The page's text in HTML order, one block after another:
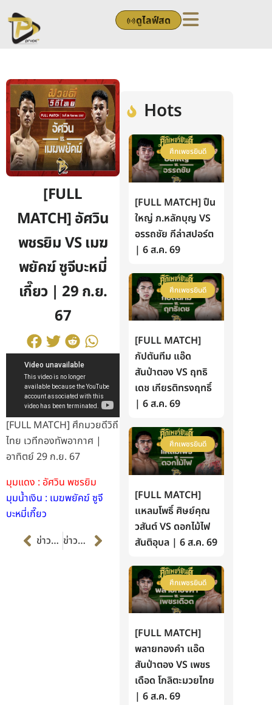
to
content
ดูไลฟ์สด
[FULL
MATCH] อัศวิน
พชรยิม VS เมฆ
พยัคฆ์ ซูจีบะหมี่
เกี๊ยว | 29 ก.ย.
67
[FULL MATCH] ศึกมวยดีวิถี
ไทย เวทีกองทัพอากาศ |
อาทิตย์ 29 ก.ย. 67
มุมแดง : อัศวิน พชรยิม
มุมน้ำเงิน : เมฆพยัคฆ์ ซูจี
บะหมี่เกี๊ยว
Prevข่าวก่อนหน้า ข่าวต่อไป Next
Hots
ศึกเพชรยินดี
[FULL MATCH] ปืน
ใหญ่ ภ.หลักบุญ VS
อรรถชัย กีล่าสปอร์ต
| 6 ส.ค. 69
ศึกเพชรยินดี
[FULL MATCH]
กัปตันทีม แอ๊ด
สันป่าตอง VS ฤทธิ
เดช เกียรติทรงฤทธิ์
| 6 ส.ค. 69
ศึกเพชรยินดี
[FULL MATCH]
แหลมโพธิ์ ศิษย์คุณ
วสันต์ VS ดอกไม้ไฟ
สันติอุบล | 6 ส.ค. 69
ศึกเพชรยินดี
[FULL MATCH]
พลายทองคำ แอ๊ด
สันป่าตอง VS เพชร
เดือด โกลิตะมวยไทย
| 6 ส.ค. 69